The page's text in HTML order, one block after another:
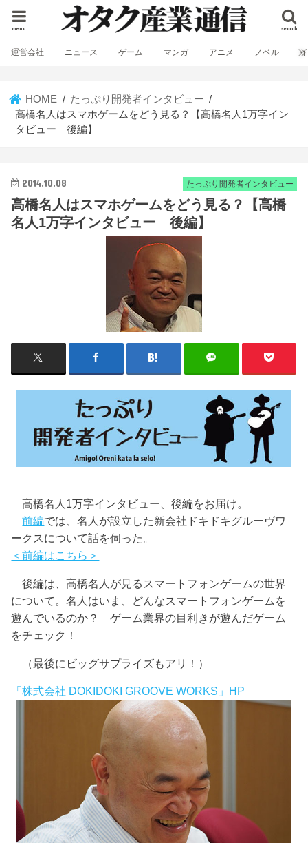
search
menu
運営会社 ニュース ゲーム マンガ アニメ ノベル
HOME
たっぷり開発者インタビュー
高橋名人はスマホゲームをどう見る？【高橋名人1万字イン
タビュー 後編】
たっぷり開発者インタビュー
2014.10.08
高橋名人はスマホゲームをどう見る？【高橋
名人1万字インタビュー 後編】
高橋名人1万字インタビュー、後編をお届け。
前編では、名人が設立した新会社ドキドキグルーヴワ
ークスについて話を伺った。
＜前編はこちら＞
後編は、高橋名人が見るスマートフォンゲームの世界
について。名人はいま、どんなスマートフォンゲームを
遊んでいるのか？ ゲーム業界の目利きが遊んだゲーム
をチェック！
（最後にビッグサプライズもアリ！）
「株式会社 DOKIDOKI GROOVE WORKS」HP